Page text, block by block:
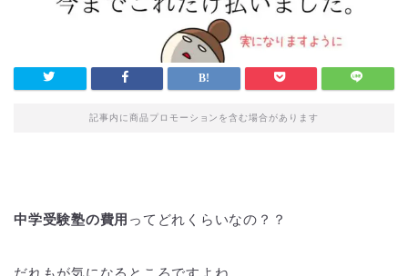
記事内に商品プロモーションを含む場合があります
中学受験塾の費用 ってどれくらいなの？？
だれもが気になるところですよね。